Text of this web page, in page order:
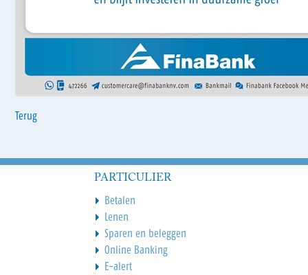
Terug
PARTICULIER
Betalen
Lenen
Sparen en beleggen
Online Banking
E-alert